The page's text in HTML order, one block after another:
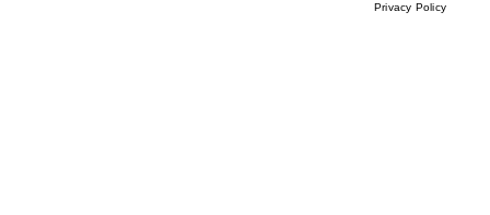
Privacy Policy